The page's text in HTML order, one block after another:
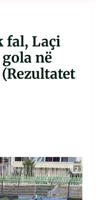
fal, Laçi
në